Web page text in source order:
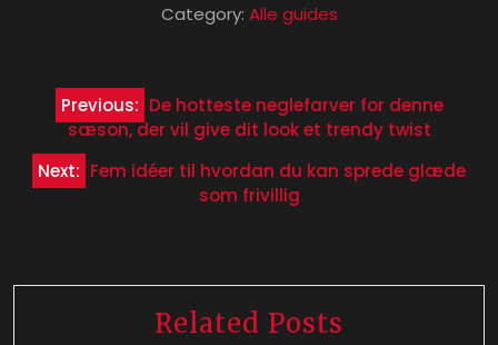
Category: Alle guides
Indlægsnavigation
Previous: De hotteste neglefarver for denne
sæson, der vil give dit look et trendy twist
Next: Fem idéer til hvordan du kan sprede glæde
som frivillig
Related Posts